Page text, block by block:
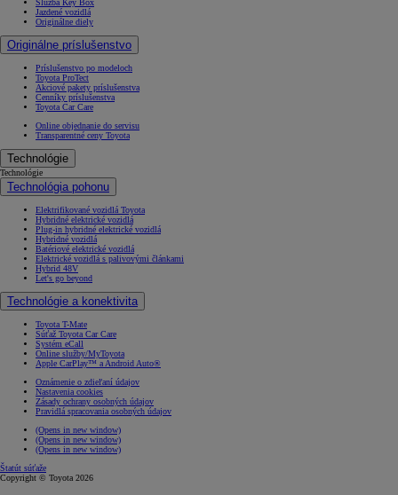
Jazdené vozidlá
Originálne diely
Originálne príslušenstvo
Príslušenstvo po modeloch
Toyota ProTect
Akciové pakety príslušenstva
Cenníky príslušenstva
Toyota Car Care
Online objednanie do servisu
Transparentné ceny Toyota
Technológie
Technológie
Technológia pohonu
Elektrifikované vozidlá Toyota
Hybridné elektrické vozidlá
Plug-in hybridné elektrické vozidlá
Hybridné vozidlá
Batériové elektrické vozidlá
Elektrické vozidlá s palivovými článkami
Hybrid 48V
Let's go beyond
Technológie a konektivita
Toyota T-Mate
Súťaž Toyota Car Care
Systém eCall
Online služby/MyToyota
Apple CarPlay™ a Android Auto®
Oznámenie o zdieľaní údajov
Nastavenia cookies
Zásady ochrany osobných údajov
Pravidlá spracovania osobných údajov
(Opens in new window)
(Opens in new window)
(Opens in new window)
Štatút súťaže
Copyright © Toyota 2026